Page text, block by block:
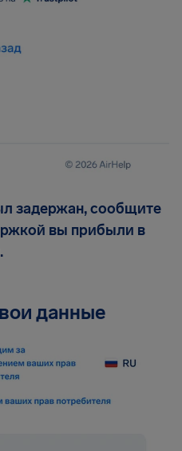
задержан, сообщите
вы прибыли в
данные